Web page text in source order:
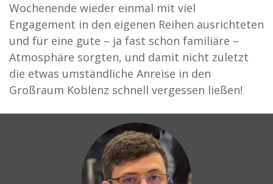
Wochenende wieder einmal mit viel
Engagement in den eigenen Reihen ausrichteten
und für eine gute – ja fast schon familiäre –
Atmosphäre sorgten, und damit nicht zuletzt
die etwas umständliche Anreise in den
Großraum Koblenz schnell vergessen ließen!